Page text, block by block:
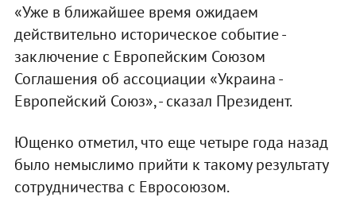
«Уже в ближайшее время ожидаем
действительно историческое событие -
заключение с Европейским Союзом
Соглашения об ассоциации «Украина -
Европейский Союз», - сказал Президент.
Ющенко отметил, что еще четыре года назад
было немыслимо прийти к такому результату
сотрудничества с Евросоюзом.